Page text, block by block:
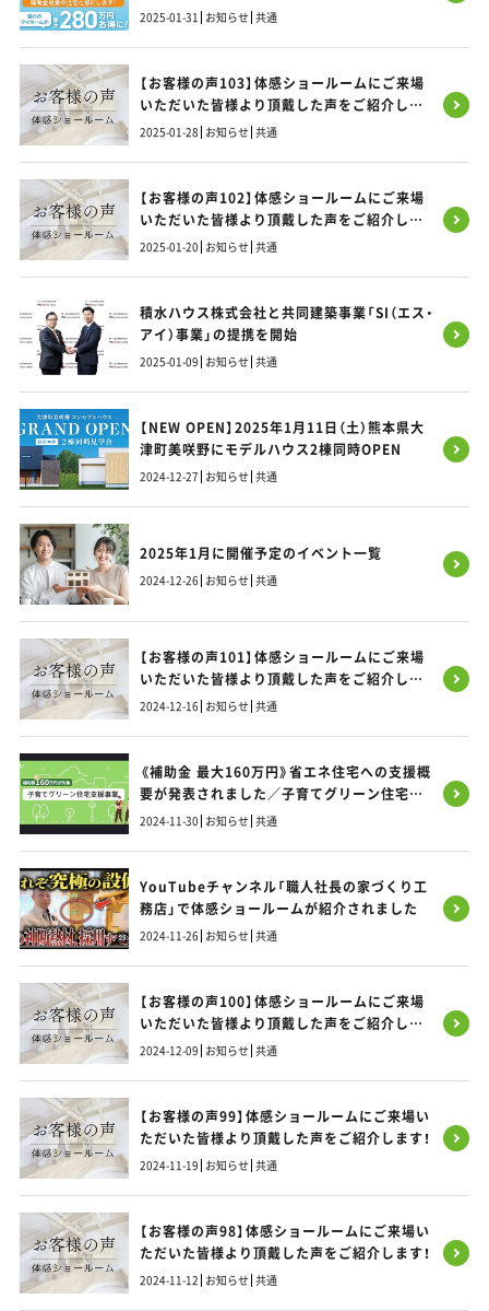
2025-01-31 お知らせ 共通
【お客様の声103】体感ショールームにご来場
いただいた皆様より頂戴した声をご紹介しま
す！
2025-01-28 お知らせ 共通
【お客様の声102】体感ショールームにご来場
いただいた皆様より頂戴した声をご紹介しま
す！
2025-01-20 お知らせ 共通
積水ハウス株式会社と共同建築事業「SI（エス・
アイ）事業」の提携を開始
2025-01-09 お知らせ 共通
【NEW OPEN】2025年1月11日（土）熊本県大
津町美咲野にモデルハウス2棟同時OPEN
2024-12-27 お知らせ 共通
2025年1月に開催予定のイベント一覧
2024-12-26 お知らせ 共通
【お客様の声101】体感ショールームにご来場
いただいた皆様より頂戴した声をご紹介しま
す！
2024-12-16 お知らせ 共通
《補助金 最大160万円》省エネ住宅への支援概
要が発表されました／子育てグリーン住宅支
援事業／福岡・熊本・佐賀のお家づくり
2024-11-30 お知らせ 共通
YouTubeチャンネル「職人社長の家づくり工
務店」で体感ショールームが紹介されました
2024-11-26 お知らせ 共通
【お客様の声100】体感ショールームにご来場
いただいた皆様より頂戴した声をご紹介しま
す！
2024-12-09 お知らせ 共通
【お客様の声99】体感ショールームにご来場い
ただいた皆様より頂戴した声をご紹介します！
2024-11-19 お知らせ 共通
【お客様の声98】体感ショールームにご来場い
ただいた皆様より頂戴した声をご紹介します！
2024-11-12 お知らせ 共通